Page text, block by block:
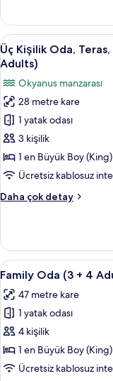
3
Adults)
için
tüm
fotoğrafları
görün
Dinlenme
Salonu
Girişi,
Havuz
Manzaralı
(Preferred
Club,
3
Adults)
hakkında
fazla
detay
Üç
Kişilik
Teras,
Okyanus
Manzaralı
(Preferred
Club,
3
için
görün
4
Üç Kişilik Oda,
Adults)
Okyanus manzarası
28 metre kare
1 yatak odası
3 kişilik
1 en Büyük Boy
Ücretsiz kablosuz
Daha çok detay
Üç
Okyanus
Manzaralı
(Preferred
3
Adults)
daha
fazla
detay
Family
Oda
(3
+
4
Adults)
için
5
Family Oda (3 + 4
47 metre kare
1 yatak odası
4 kişilik
1 en Büyük Boy
Ücretsiz kablosuz